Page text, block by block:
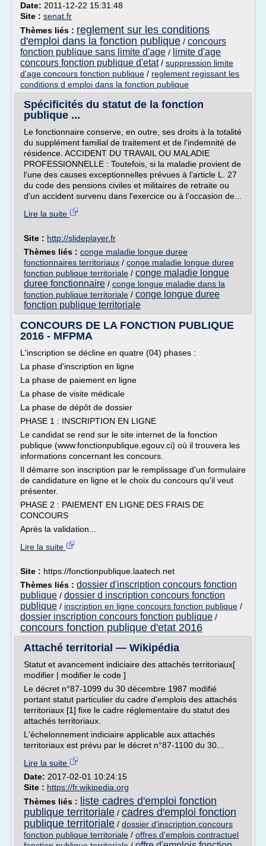
Date: 2011-12-22 15:31:48
Site : senat.fr
Thèmes liés : reglement sur les conditions
d'emploi dans la fonction publique / concours
fonction publique sans limite d'age / limite d'age
concours fonction publique d'etat/ suppression limite
d'age concours fonction publique / reglement regissant les
conditions d emploi dans la fonction publique
Spécificités du statut de la fonction
publique ...
Le fonctionnaire conserve, en outre, ses droits à la totalité
du supplément familial de traitement et de l'indemnité de
résidence. ACCIDENT DU TRAVAIL OU MALADIE
PROFESSIONNELLE : Toutefois, si la maladie provient de
l'une des causes exceptionnelles prévues à l'article L. 27
du code des pensions civiles et militaires de retraite ou
d'un accident survenu dans l'exercice ou à l'occasion de...
Lire la suite
Site : http://slideplayer.fr
Thèmes liés : conge maladie longue duree
fonctionnaires territoriaux / conge maladie longue duree
fonction publique territoriale / conge maladie longue
duree fonctionnaire / conge longue maladie dans la
fonction publique territoriale / conge longue duree
fonction publique territoriale
CONCOURS DE LA FONCTION PUBLIQUE
2016 - MFPMA
L'inscription se décline en quatre (04) phases :
La phase d'inscription en ligne
La phase de paiement en ligne
La phase de visite médicale
La phase de dépôt de dossier
PHASE 1 : INSCRIPTION EN LIGNE
Le candidat se rend sur le site internet de la fonction
publique (www.fonctionpublique.egouv.ci) où il trouvera les
informations concernant les concours.
Il démarre son inscription par le remplissage d'un formulaire
de candidature en ligne et le choix du concours qu'il veut
présenter.
PHASE 2 : PAIEMENT EN LIGNE DES FRAIS DE
CONCOURS
Après la validation...
Lire la suite
Site : https://fonctionpublique.laatech.net
Thèmes liés : dossier d'inscription concours fonction
publique / dossier d inscription concours fonction
publique / inscription en ligne concours fonction publique /
dossier inscription concours fonction publique /
concours fonction publique d'etat 2016
Attaché territorial — Wikipédia
Statut et avancement indiciaire des attachés territoriaux[
modifier | modifier le code ]
Le décret n°87-1099 du 30 décembre 1987 modifié
portant statut particulier du cadre d'emplois des attachés
territoriaux [1] fixe le cadre réglementaire du statut des
attachés territoriaux.
L'échelonnement indiciaire applicable aux attachés
territoriaux est prévu par le décret n°87-1100 du 30...
Lire la suite
Date: 2017-02-01 10:24:15
Site : https://fr.wikipedia.org
Thèmes liés :
liste cadres d'emploi fonction
publique territoriale / cadres d'emploi fonction
publique territoriale / dossier d'inscription concours
fonction publique territoriale / offres d'emplois contractuel